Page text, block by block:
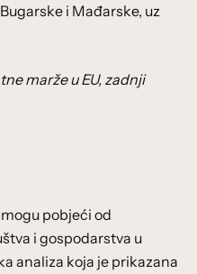
i Mađarske, uz
marže u EU, zadnji
pobjeći od
i gospodarstva u
analiza koja je prikazana